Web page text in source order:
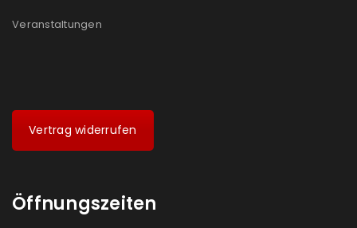
Veranstaltungen
Vertrag widerrufen
Öffnungszeiten